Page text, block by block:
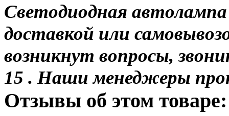
Светодиодная
доставкой или
возникнут вопросы,
15 . Наши менеджеры
Отзывы об этом товаре: